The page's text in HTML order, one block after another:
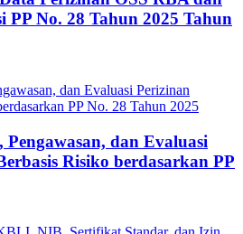
PP No. 28 Tahun 2025 Tahun
dan Evaluasi
Risiko berdasarkan PP